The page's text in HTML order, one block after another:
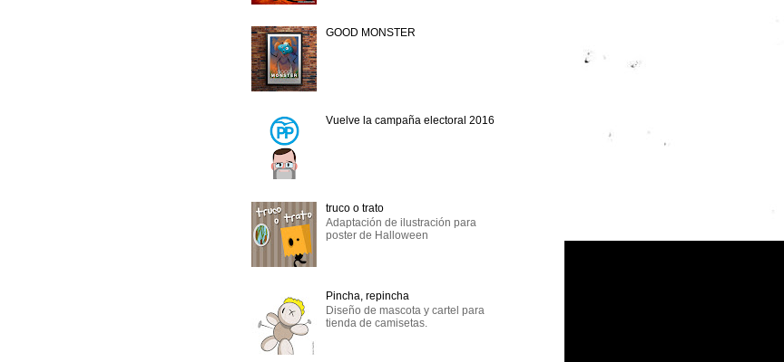
GOOD MONSTER
Vuelve la campaña electoral 2016
truco o trato
Adaptación de ilustración para
poster de Halloween
Pincha, repincha
Diseño de mascota y cartel para
tienda de camisetas.